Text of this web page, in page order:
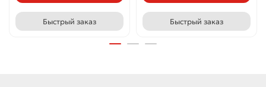
Быстрый заказ Быстрый заказ